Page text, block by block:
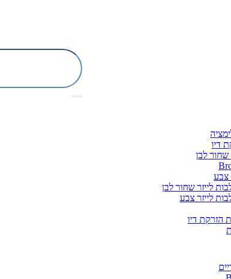
דיו
שחור לבן
צבע
לייזר שחור לבן
לייזר צבע
הזרקת דיו